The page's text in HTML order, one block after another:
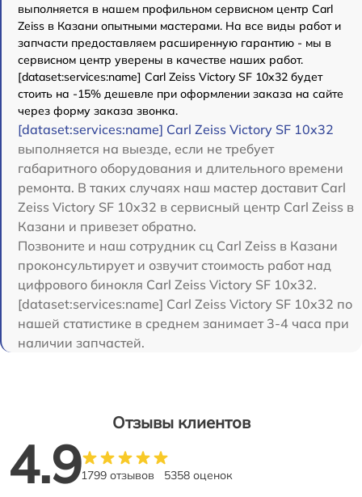
выполняется в нашем профильном сервисном центр Carl
Zeiss в Казани опытными мастерами. На все виды работ и
запчасти предоставляем расширенную гарантию - мы в
сервисном центр уверены в качестве наших работ.
[dataset:services:name] Carl Zeiss Victory SF 10x32 будет
стоить на -15% дешевле при оформлении заказа на сайте
через форму заказа звонка.
[dataset:services:name] Carl Zeiss Victory SF 10x32
выполняется на выезде, если не требует
габаритного оборудования и длительного времени
ремонта. В таких случаях наш мастер доставит Carl
Zeiss Victory SF 10x32 в сервисный центр Carl Zeiss в
Казани и привезет обратно.
Позвоните и наш сотрудник сц Carl Zeiss в Казани
проконсультирует и озвучит стоимость работ над
цифрового бинокля Carl Zeiss Victory SF 10x32.
[dataset:services:name] Carl Zeiss Victory SF 10x32 по
нашей статистике в среднем занимает 3-4 часа при
наличии запчастей.
Отзывы клиентов
4.91799 отзывов 5358 оценок